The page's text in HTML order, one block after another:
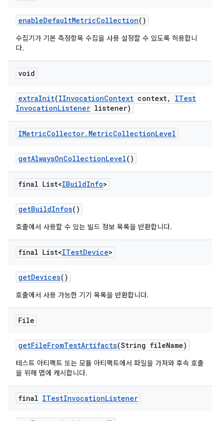
enableDefaultMetricCollection()
수집기가 기본 측정항목 수집을 사용 설정할 수 있도록 허용합니
다.
void
extraInit(IInvocationContext context,
ITest
InvocationListener listener)
IMetricCollector. MetricCollectionLevel
getAlwaysOnCollectionLevel()
final List<IBuildInfo>
getBuildInfos()
호출에서 사용할 수 있는 빌드 정보 목록을 반환합니다.
final List<ITestDevice>
getDevices()
호출에서 사용 가능한 기기 목록을 반환합니다.
File
getFileFromTestArtifacts(String fileName)
테스트 아티팩트 또는 모듈 아티팩트에서 파일을 가져와 후속 호출
을 위해 맵에 캐시합니다.
final ITestInvocationListener